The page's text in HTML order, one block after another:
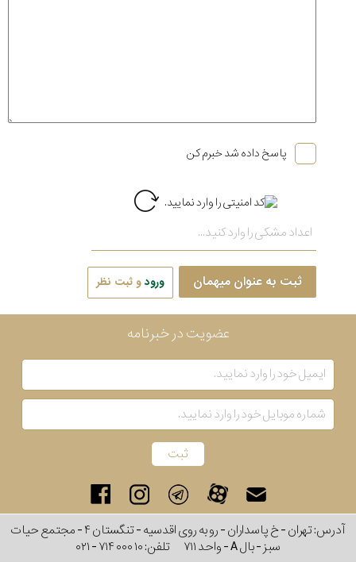
پاسخ داده شد خبرم کن
ثبت به عنوان میهمان ورودو ثبت نظر
عضویت در خبرنامه
آدرس: تهران - خ پاسداران - رو به روی اقدسیه - تنگستان ۴ - مجتمع حیات
سبز - بال A - واحد ۷۱۱
تلفن:۰۲۱ - ۷۱۴ ۰۰۰ ۱۰